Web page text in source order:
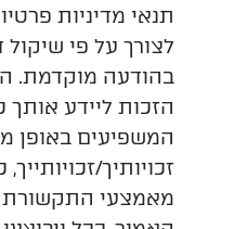
תנאי מדיניות
לצורך על פי
בהודעה מוקדמת.
הזכות ליידע אותך
המשפיעים באופן
זכויותיך/
מאמצעי התקשורת